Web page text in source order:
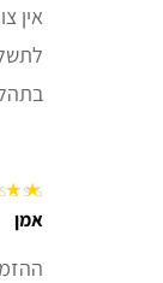
אין
דורג5אמן